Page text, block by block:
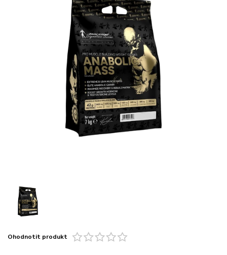
Ohodnotit produkt